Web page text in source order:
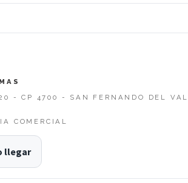
- CP 4700 - SAN FERNANDO DEL
COMERCIAL
llegar